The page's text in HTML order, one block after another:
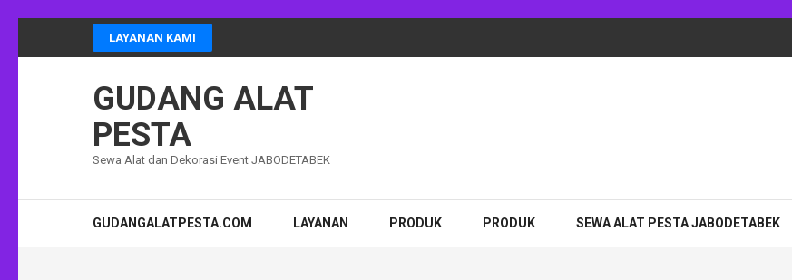
LAYANAN KAMI
GUDANG ALAT
PESTA
Sewa Alat dan Dekorasi Event JABODETABEK
GUDANGALATPESTA.COM LAYANAN PRODUK PRODUK SEWA ALAT PESTA JABODETABEK